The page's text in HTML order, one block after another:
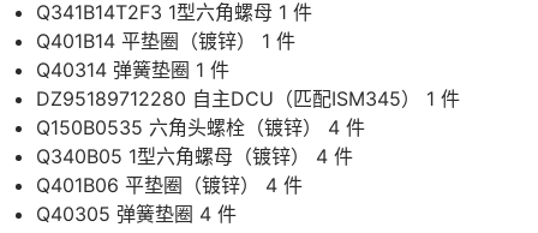
Q341B14T2F3 1型六角螺母 1 件
Q401B14 平垫圈（镀锌） 1 件
Q40314 弹簧垫圈 1 件
DZ95189712280 自主DCU（匹配ISM345） 1 件
Q150B0535 六角头螺栓（镀锌） 4 件
Q340B05 1型六角螺母（镀锌） 4 件
Q401B06 平垫圈（镀锌） 4 件
Q40305 弹簧垫圈 4 件